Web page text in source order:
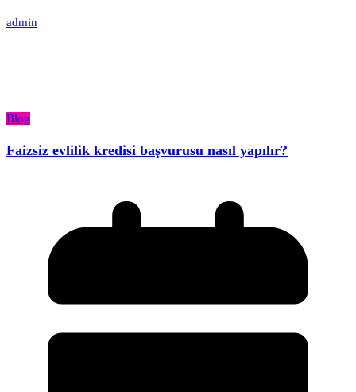
admin
Blog
Faizsiz evlilik kredisi başvurusu nasıl yapılır?